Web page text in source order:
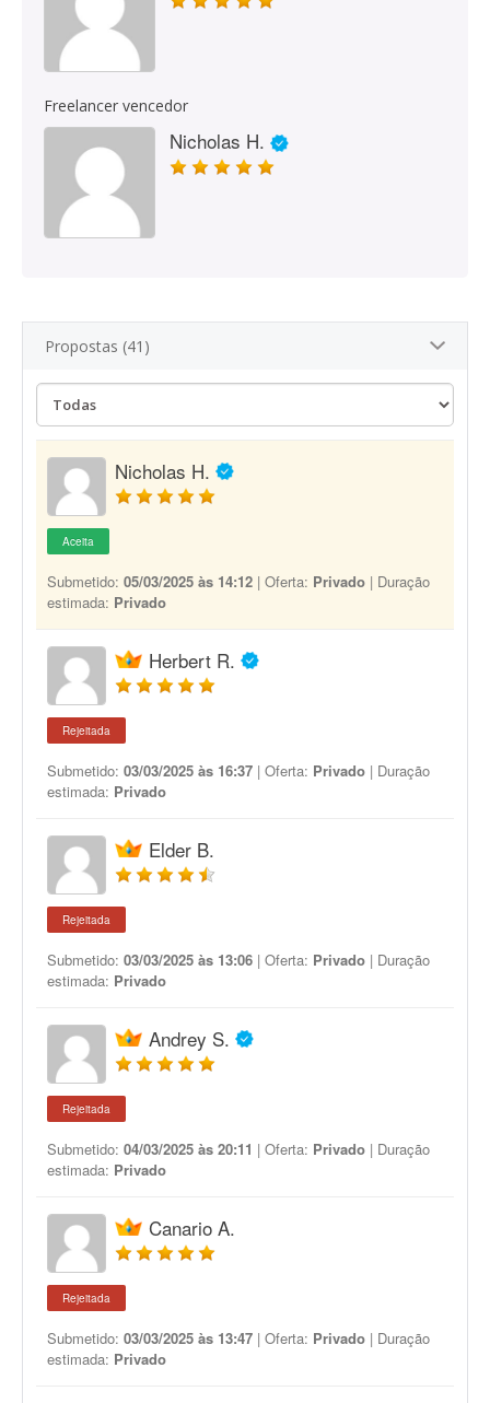
Freelancer vencedor
Nicholas H.
Propostas (41)
Nicholas H.
Aceita
Submetido: 05/03/2025 às 14:12 | Oferta: Privado | Duração
estimada: Privado
Herbert R.
Rejeitada
Submetido: 03/03/2025 às 16:37 | Oferta: Privado | Duração
estimada: Privado
Elder B.
Rejeitada
Submetido: 03/03/2025 às 13:06 | Oferta: Privado | Duração
estimada: Privado
Andrey S.
Rejeitada
Submetido: 04/03/2025 às 20:11 | Oferta: Privado | Duração
estimada: Privado
Canario A.
Rejeitada
Submetido: 03/03/2025 às 13:47 | Oferta: Privado | Duração
estimada: Privado